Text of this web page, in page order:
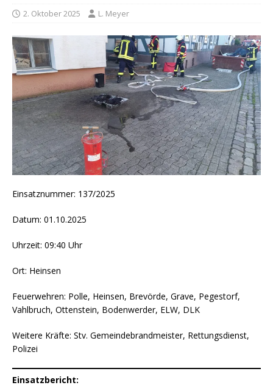
2. Oktober 2025 L. Meyer
Einsatznummer: 137/2025
Datum: 01.10.2025
Uhrzeit: 09:40 Uhr
Ort: Heinsen
Feuerwehren: Polle, Heinsen, Brevörde, Grave, Pegestorf,
Vahlbruch, Ottenstein, Bodenwerder, ELW, DLK
Weitere Kräfte: Stv. Gemeindebrandmeister, Rettungsdienst,
Polizei
Einsatzbericht: